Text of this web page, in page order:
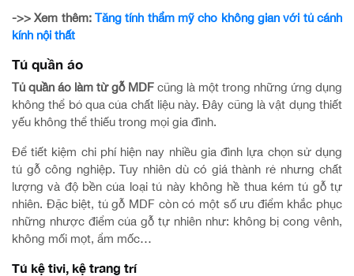
->> Xem thêm: Tăng tính thẩm mỹ cho không gian với tủ cánh
kính nội thất
Tủ quần áo
Tủ quần áo làm từ gỗ MDF cũng là một trong những ứng dụng
không thể bỏ qua của chất liệu này. Đây cũng là vật dụng thiết
yếu không thể thiếu trong mọi gia đình.
Để tiết kiệm chi phí hiện nay nhiều gia đình lựa chọn sử dụng
tủ gỗ công nghiệp. Tuy nhiên dù có giá thành rẻ nhưng chất
lượng và độ bền của loại tủ này không hề thua kém tủ gỗ tự
nhiên. Đặc biệt, tủ gỗ MDF còn có một số ưu điểm khắc phục
những nhược điểm của gỗ tự nhiên như: không bị cong vênh,
không mối mọt, ẩm mốc…
Tủ kệ tivi, kệ trang trí